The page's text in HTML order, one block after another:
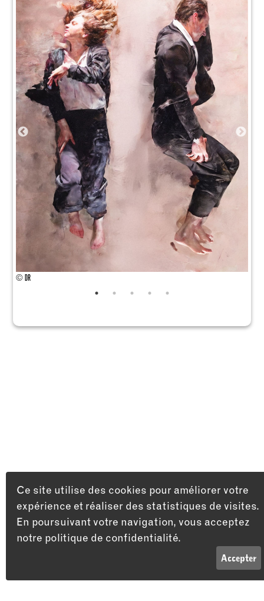
© DR
INFOS
Ce site utilise des cookies pour améliorer votre
expérience et réaliser des statistiques de visites.
En poursuivant votre navigation, vous acceptez
notre politique de confidentialité.
Accepter